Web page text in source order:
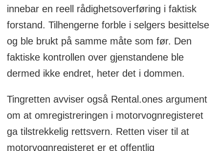
innebar en reell rådighetsoverføring i faktisk
forstand. Tilhengerne forble i selgers besittelse
og ble brukt på samme måte som før. Den
faktiske kontrollen over gjenstandene ble
dermed ikke endret, heter det i dommen.
Tingretten avviser også Rental.ones argument
om at omregistreringen i motorvognregisteret
ga tilstrekkelig rettsvern. Retten viser til at
motorvognregisteret er et offentlig